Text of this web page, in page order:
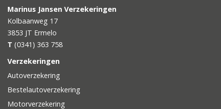
Marinus Jansen Verzekeringen
Kolbaanweg 17
3853 JT Ermelo
T (0341) 363 758
Verzekeringen
Autoverzekering
Bestelautoverzekering
Motorverzekering